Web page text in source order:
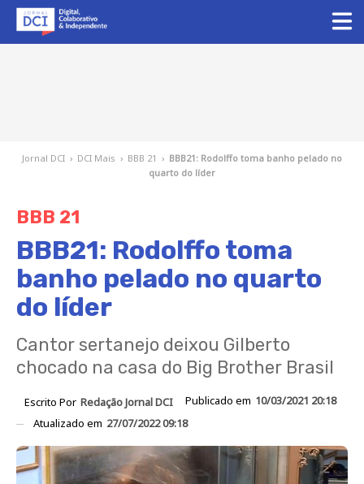
Jornal DCI › DCI Mais › BBB 21 › BBB21: Rodolffo toma banho pelado no
quarto do líder
BBB 21
BBB21: Rodolffo toma
banho pelado no quarto
do líder
Cantor sertanejo deixou Gilberto
chocado na casa do Big Brother Brasil
Escrito Por Redação Jornal DCI Publicado em 10/03/2021 20:18
Atualizado em 27/07/2022 09:18